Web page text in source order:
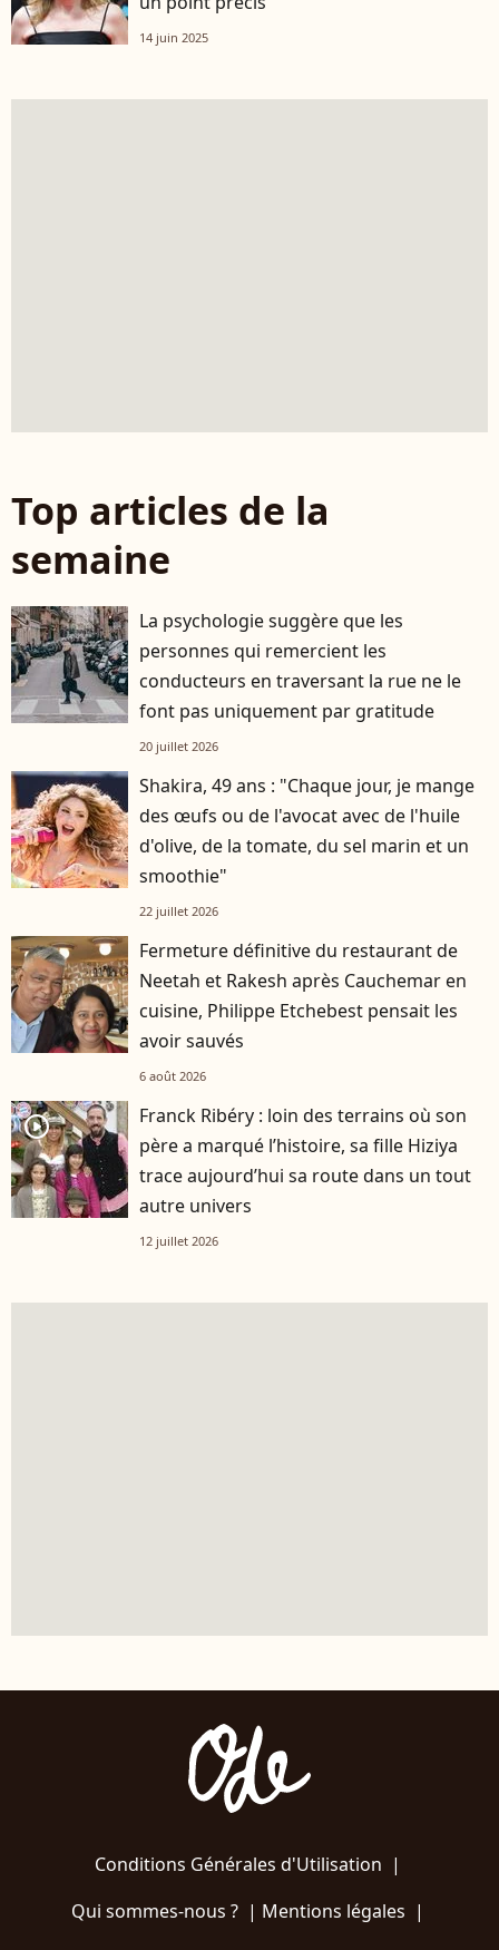
14 juin 2025
Top articles de la
semaine
La psychologie suggère que les
personnes qui remercient les
conducteurs en traversant la rue ne le
font pas uniquement par gratitude
20 juillet 2026
Shakira, 49 ans : "Chaque jour, je mange
des œufs ou de l'avocat avec de l'huile
d'olive, de la tomate, du sel marin et un
smoothie"
22 juillet 2026
Fermeture définitive du restaurant de
Neetah et Rakesh après Cauchemar en
cuisine, Philippe Etchebest pensait les
avoir sauvés
6 août 2026
player2
Franck Ribéry : loin des terrains où son
père a marqué l’histoire, sa fille Hiziya
trace aujourd’hui sa route dans un tout
autre univers
12 juillet 2026
Conditions Générales d'Utilisation |
Qui sommes-nous ?| Mentions légales |